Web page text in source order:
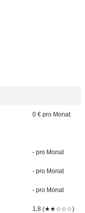
0 € pro Monat
- pro Monat
- pro Monat
- pro Monat
1,8 (★★☆☆☆)